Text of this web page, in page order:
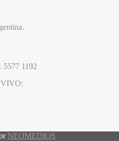
5577 1192
VIVO:
NEOMEDIOS